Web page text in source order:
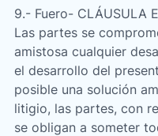
9.- Fuero- CLÁUSULA
Las partes se
amistosa cualquier
el desarrollo del
posible una solución
litigio, las partes, con
se obligan a someter